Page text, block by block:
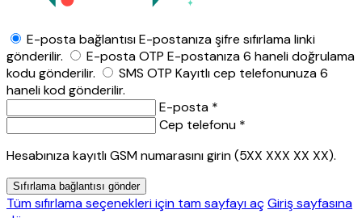
E-posta bağlantısıE-postanıza şifre sıfırlama linki
gönderilir.
E-posta OTP E-postanıza 6 haneli doğrulama
kodu gönderilir.
SMS OTP Kayıtlı cep telefonunuza 6
haneli kod gönderilir.
E-posta *
Cep telefonu *
Hesabınıza kayıtlı GSM numarasını girin (5XX XXX XX XX).
Sıfırlama bağlantısı gönder
Tüm sıfırlama seçenekleri için tam sayfayı açGiriş sayfasına